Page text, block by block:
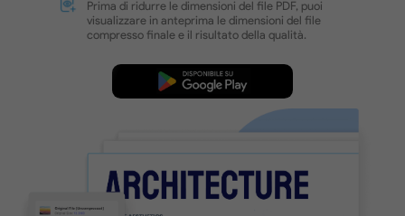
Compressione Batch dei PDF
Riduci in batch le dimensioni dei file PDF
qualità originale di testo e immagini — perfetto
un'ottimizzazione dei documenti efficace e di alta
Come Eseguire la Compressione Batch dei PDF
5 Livelli di Compressione